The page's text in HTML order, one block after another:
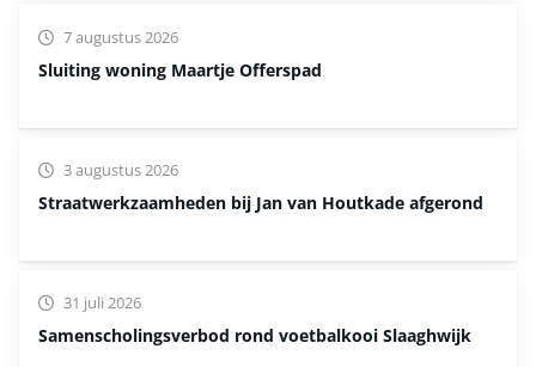
Sluiting woning Maartje Offerspad
7 augustus 2026
Straatwerkzaamheden bij Jan van Houtkade afgerond
3 augustus 2026
Samenscholingsverbod rond voetbalkooi Slaaghwijk
31 juli 2026